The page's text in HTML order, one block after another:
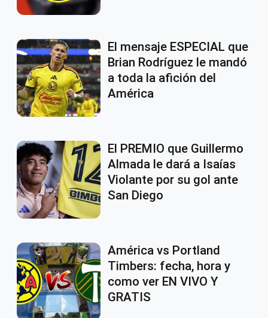
El mensaje ESPECIAL que
Brian Rodríguez le mandó
a toda la afición del
América
El PREMIO que Guillermo
Almada le dará a Isaías
Violante por su gol ante
San Diego
América vs Portland
Timbers: fecha, hora y
como ver EN VIVO Y
GRATIS